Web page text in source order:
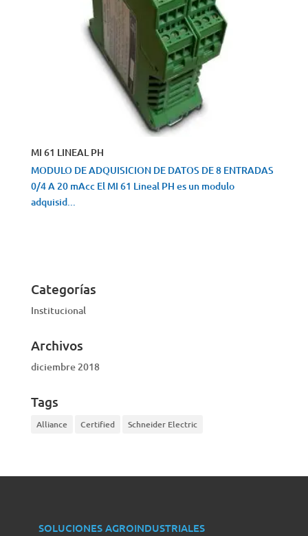
MI 61 LINEAL PH
MODULO DE ADQUISICION DE DATOS DE 8 ENTRADAS
0/4 A 20 mAcc El MI 61 Lineal PH es un modulo
adquisid...
Categorías
Institucional
Archivos
diciembre 2018
Tags
Alliance Certified Schneider Electric
SOLUCIONES AGROINDUSTRIALES